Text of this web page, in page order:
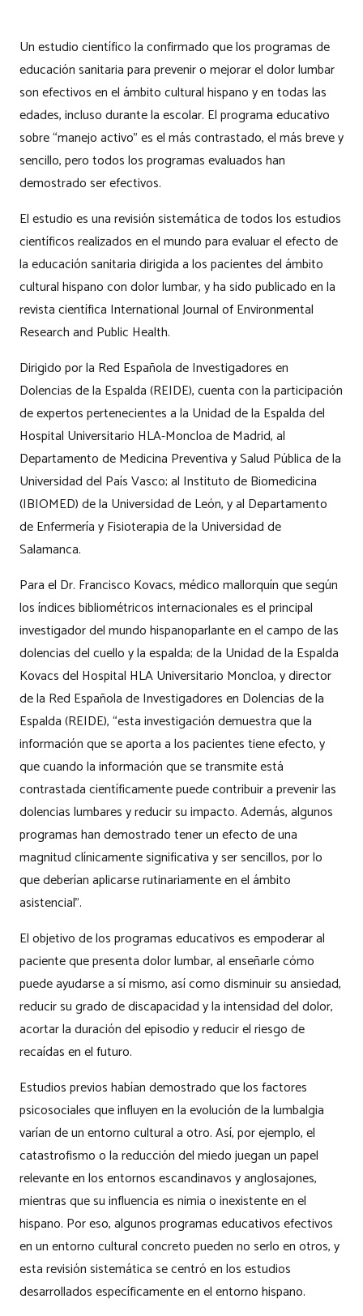
Un estudio científico la confirmado que los programas de
educación sanitaria para prevenir o mejorar el dolor lumbar
son efectivos en el ámbito cultural hispano y en todas las
edades, incluso durante la escolar. El programa educativo
sobre “manejo activo” es el más contrastado, el más breve y
sencillo, pero todos los programas evaluados han
demostrado ser efectivos.
El estudio es una revisión sistemática de todos los estudios
científicos realizados en el mundo para evaluar el efecto de
la educación sanitaria dirigida a los pacientes del ámbito
cultural hispano con dolor lumbar, y ha sido publicado en la
revista científica International Journal of Environmental
Research and Public Health.
Dirigido por la Red Española de Investigadores en
Dolencias de la Espalda (REIDE), cuenta con la participación
de expertos pertenecientes a la Unidad de la Espalda del
Hospital Universitario HLA-Moncloa de Madrid, al
Departamento de Medicina Preventiva y Salud Pública de la
Universidad del País Vasco; al Instituto de Biomedicina
(IBIOMED) de la Universidad de León, y al Departamento
de Enfermería y Fisioterapia de la Universidad de
Salamanca.
Para el Dr. Francisco Kovacs, médico mallorquín que según
los índices bibliométricos internacionales es el principal
investigador del mundo hispanoparlante en el campo de las
dolencias del cuello y la espalda; de la Unidad de la Espalda
Kovacs del Hospital HLA Universitario Moncloa, y director
de la Red Española de Investigadores en Dolencias de la
Espalda (REIDE), “esta investigación demuestra que la
información que se aporta a los pacientes tiene efecto, y
que cuando la información que se transmite está
contrastada científicamente puede contribuir a prevenir las
dolencias lumbares y reducir su impacto. Además, algunos
programas han demostrado tener un efecto de una
magnitud clínicamente significativa y ser sencillos, por lo
que deberían aplicarse rutinariamente en el ámbito
asistencial”.
El objetivo de los programas educativos es empoderar al
paciente que presenta dolor lumbar, al enseñarle cómo
puede ayudarse a sí mismo, así como disminuir su ansiedad,
reducir su grado de discapacidad y la intensidad del dolor,
acortar la duración del episodio y reducir el riesgo de
recaídas en el futuro.
Estudios previos habían demostrado que los factores
psicosociales que influyen en la evolución de la lumbalgia
varían de un entorno cultural a otro. Así, por ejemplo, el
catastrofismo o la reducción del miedo juegan un papel
relevante en los entornos escandinavos y anglosajones,
mientras que su influencia es nimia o inexistente en el
hispano. Por eso, algunos programas educativos efectivos
en un entorno cultural concreto pueden no serlo en otros, y
esta revisión sistemática se centró en los estudios
desarrollados específicamente en el entorno hispano.